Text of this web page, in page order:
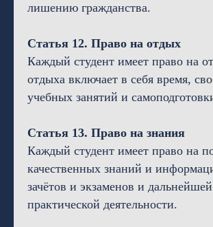
лишению гражданства.
Статья 12. Право на отдых
Каждый студент имеет право на
отдыха включает в себя время,
учебных занятий и
Статья 13. Право на знания
Каждый студент имеет право на
качественных знаний и
зачётов и экзаменов и дальнейшей
практической деятельности.